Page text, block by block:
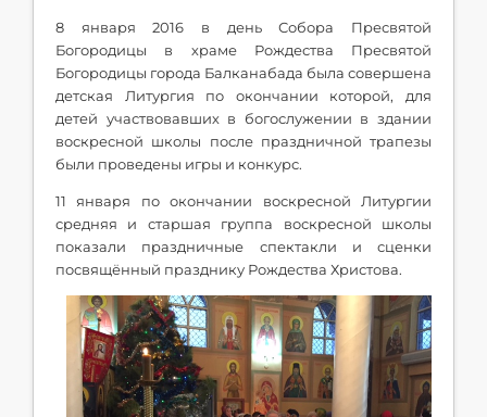
8 января 2016 в день Собора Пресвятой
Богородицы в храме Рождества Пресвятой
Богородицы города Балканабада была совершена
детская Литургия по окончании которой, для
детей участвовавших в богослужении в здании
воскресной школы после праздничной трапезы
были проведены игры и конкурс.
11 января по окончании воскресной Литургии
средняя и старшая группа воскресной школы
показали праздничные спектакли и сценки
посвящённый празднику Рождества Христова.